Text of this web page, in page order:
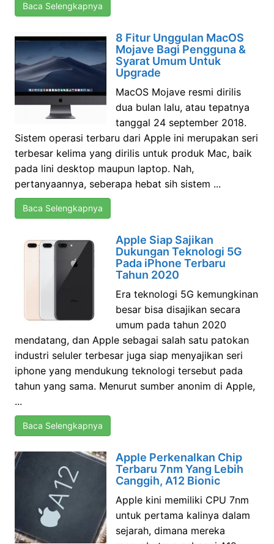
Baca Selengkapnya
8 Fitur Unggulan MacOS
Mojave Bagi Pengguna &
Syarat Umum Untuk
Upgrade
MacOS Mojave resmi dirilis
dua bulan lalu, atau tepatnya
tanggal 24 september 2018.
Sistem operasi terbaru dari Apple ini merupakan seri
terbesar kelima yang dirilis untuk produk Mac, baik
pada lini desktop maupun laptop. Nah,
pertanyaannya, seberapa hebat sih sistem ...
Baca Selengkapnya
Apple Siap Sajikan
Dukungan Teknologi 5G
Pada iPhone Terbaru
Tahun 2020
Era teknologi 5G kemungkinan
besar bisa disajikan secara
umum pada tahun 2020
mendatang, dan Apple sebagai salah satu patokan
industri seluler terbesar juga siap menyajikan seri
iphone yang mendukung teknologi tersebut pada
tahun yang sama. Menurut sumber anonim di Apple,
...
Baca Selengkapnya
Apple Perkenalkan Chip
Terbaru 7nm Yang Lebih
Canggih, A12 Bionic
Apple kini memiliki CPU 7nm
untuk pertama kalinya dalam
sejarah, dimana mereka